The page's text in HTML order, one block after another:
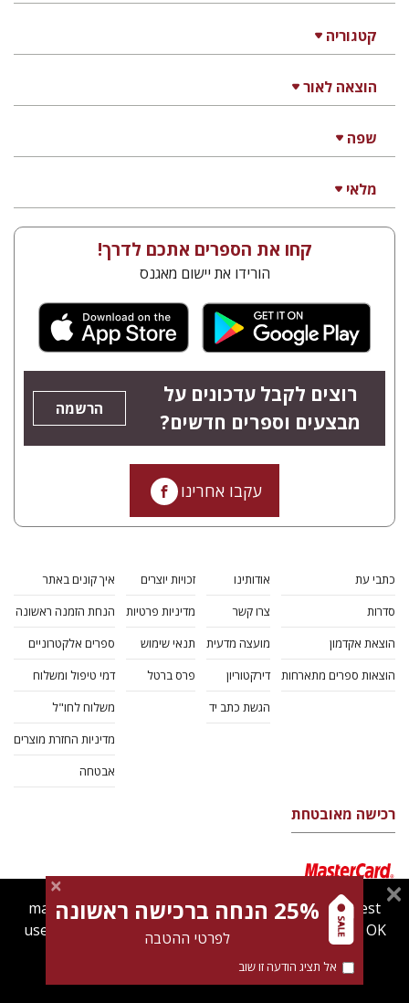
קטגוריה
הוצאה לאור
שפה
מלאי
קחו את הספרים אתכם לדרך!
הורידו את יישום מאגנס
רוצים לקבל עדכונים על
מבצעים וספרים חדשים?
הרשמה
עקבו אחרינו
כתבי עת
סדרות
הוצאת אקדמון
הוצאות ספרים מתארחות
אודותינו
צרו קשר
מועצה מדעית
דירקטוריון
הגשת כתב יד
זכויות יוצרים
מדיניות פרטיות
תנאי שימוש
פרס ברטל
איך קונים באתר
הנחת הזמנה ראשונה
ספרים אלקטרוניים
דמי טיפול ומשלוח
משלוח לחו"ל
מדיניות החזרת מוצרים
אבטחה
רכישה מאובטחת
magnespress.co.il uses cookies to give you the best
user experience. Using this website means you're OK
Find out more about ourcookies policy
25% הנחה ברכישה ראשונה
לפרטי ההטבה
אל תציג הודעה זו שוב